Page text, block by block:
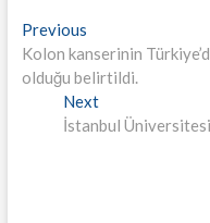
Yazı
gezinmesi
PreviousPrevious
post:
Kolon kanserinin
olduğu belirtildi.
NextNext
post:
İstanbul